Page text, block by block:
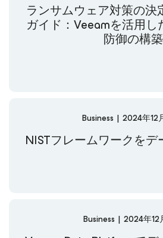
ランサムウェア対策の決
ガイド：Veeamを活用
防御の構築
Business | 2024年12
NISTフレームワークを
Business | 2024年12